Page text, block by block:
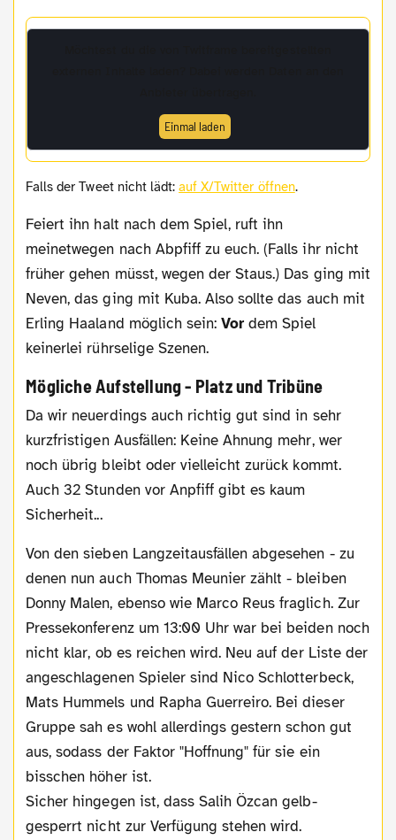
Einmal laden
Falls der Tweet nicht lädt:auf X/Twitter öffnen.
Feiert ihn halt nach dem Spiel, ruft ihn
meinetwegen nach Abpfiff zu euch. (Falls ihr nicht
früher gehen müsst, wegen der Staus.) Das ging mit
Neven, das ging mit Kuba. Also sollte das auch mit
Erling Haaland möglich sein:Vor dem Spiel
keinerlei rührselige Szenen.
Mögliche Aufstellung - Platz und Tribüne
Da wir neuerdings auch richtig gut sind in sehr
kurzfristigen Ausfällen: Keine Ahnung mehr, wer
noch übrig bleibt oder vielleicht zurück kommt.
Auch 32 Stunden vor Anpfiff gibt es kaum
Sicherheit...
Von den sieben Langzeitausfällen abgesehen - zu
denen nun auch Thomas Meunier zählt - bleiben
Donny Malen, ebenso wie Marco Reus fraglich. Zur
Pressekonferenz um 13:00 Uhr war bei beiden noch
nicht klar, ob es reichen wird. Neu auf der Liste der
angeschlagenen Spieler sind Nico Schlotterbeck,
Mats Hummels und Rapha Guerreiro. Bei dieser
Gruppe sah es wohl allerdings gestern schon gut
aus, sodass der Faktor "Hoffnung" für sie ein
bisschen höher ist.
Sicher hingegen ist, dass Salih Özcan gelb-
gesperrt nicht zur Verfügung stehen wird.